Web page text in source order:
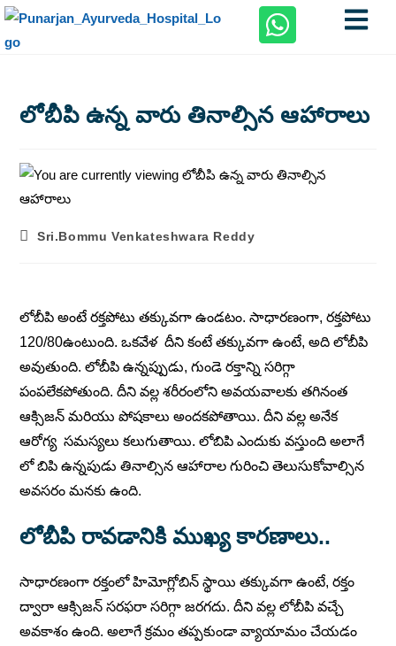
లోబీపి ఉన్న వారు తినాల్సిన ఆహారాలు
Sri.Bommu Venkateshwara Reddy
లోబీపి అంటే రక్తపోటు తక్కువగా ఉండటం. సాధారణంగా, రక్తపోటు
120/80ఉంటుంది. ఒకవేళ దీని కంటే తక్కువగా ఉంటే, అది లోబీపి
అవుతుంది. లోబీపి ఉన్నప్పుడు, గుండె రక్తాన్ని సరిగ్గా
పంపలేకపోతుంది. దీని వల్ల శరీరంలోని అవయవాలకు తగినంత
ఆక్సిజన్ మరియు పోషకాలు అందకపోతాయి. దీని వల్ల అనేక
ఆరోగ్య సమస్యలు కలుగుతాయి. లోబిపి ఎందుకు వస్తుంది అలాగే
లో బిపి ఉన్నపుడు తినాల్సిన ఆహారాల గురించి తెలుసుకోవాల్సిన
అవసరం మనకు ఉంది.
లోబీపి రావడానికి ముఖ్య కారణాలు..
సాధారణంగా రక్తంలో హిమోగ్లోబిన్ స్థాయి తక్కువగా ఉంటే, రక్తం
ద్వారా ఆక్సిజన్ సరఫరా సరిగ్గా జరగదు. దీని వల్ల లోబీపి వచ్చే
అవకాశం ఉంది. అలాగే క్రమం తప్పకుండా వ్యాయామం చేయడం